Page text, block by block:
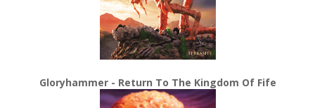
Gloryhammer - Return To The Kingdom Of Fife